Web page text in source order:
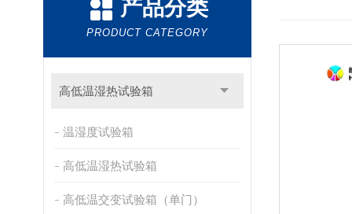
产品分类
PRODUCT CATEGORY
高低温湿热试验箱
温湿度试验箱
高低温湿热试验箱
高低温交变试验箱（单门）